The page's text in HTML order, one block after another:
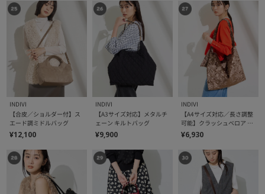
INDIVI
【合皮／ショルダー付】ス
エード調ミドルバッグ
¥12,100
INDIVI
【A3サイズ対応】メタルチ
ェーン キルトバッグ
¥9,900
INDIVI
【A4サイズ対応／長さ調整
可能】クラッシュベロア シ
ョルダーバッグ
¥6,930